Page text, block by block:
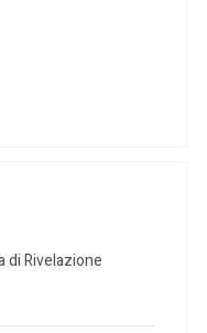
di Rivelazione